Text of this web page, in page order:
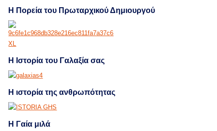
Η Πορεία του Πρωταρχικού Δημιουργού
Η Ιστορία του Γαλαξία σας
Η ιστορία της ανθρωπότητας
Η Γαία μιλά